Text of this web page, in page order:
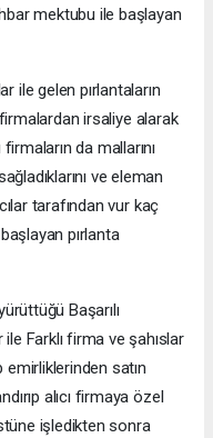
mektubu ile başlayan
ile gelen pırlantaların
irsaliye alarak
da mallarını
ve eleman
tarafından vur kaç
pırlanta
Başarılı
Farklı firma ve şahıslar
satın
alıcı firmaya özel
işledikten sonra